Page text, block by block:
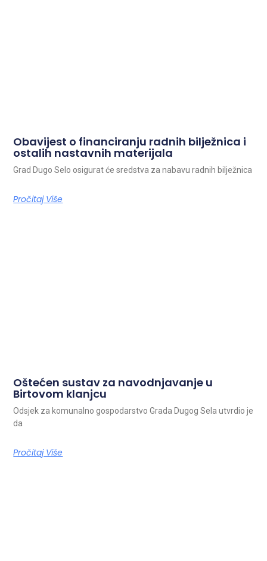
Obavijest o financiranju radnih bilježnica i
ostalih nastavnih materijala
Grad Dugo Selo osigurat će sredstva za nabavu radnih bilježnica
Pročitaj Više
Oštećen sustav za navodnjavanje u
Birtovom klanjcu
Odsjek za komunalno gospodarstvo Grada Dugog Sela utvrdio je
da
Pročitaj Više